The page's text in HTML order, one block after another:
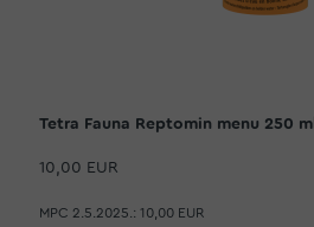
Tetra Fauna Reptomin menu 250 ml
10,00 EUR
MPC 2.5.2025.: 10,00 EUR